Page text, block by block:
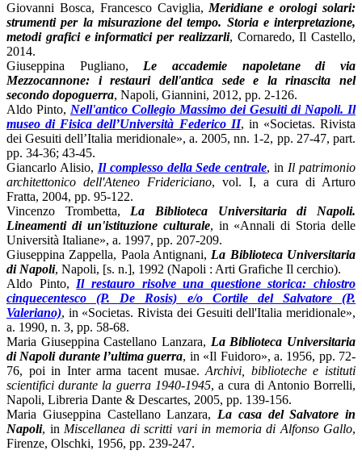
Giovanni Bosca, Francesco Caviglia, Meridiane e orologi solari:
strumenti per la misurazione del tempo. Storia e interpretazione,
metodi grafici e informatici per realizzarli, Cornaredo, Il Castello,
2014.
Giuseppina Pugliano, Le accademie napoletane di via
Mezzocannone: i restauri dell'antica sede e la rinascita nel
secondo dopoguerra, Napoli, Giannini, 2012, pp. 2-126.
Aldo Pinto, Nell'antico Collegio Massimo dei Gesuiti di Napoli. Il
museo di Fisica dell’Università Federico II, in «Societas. Rivista
dei Gesuiti dell’Italia meridionale», a. 2005, nn. 1-2, pp. 27-47, part.
pp. 34-36; 43-45.
Giancarlo Alisio, Il complesso della Sede centrale, in Il patrimonio
architettonico dell'Ateneo Fridericiano, vol. I, a cura di Arturo
Fratta, 2004, pp. 95-122.
Vincenzo Trombetta, La Biblioteca Universitaria di Napoli.
Lineamenti di un'istituzione culturale, in «Annali di Storia delle
Università Italiane», a. 1997, pp. 207-209.
Giuseppina Zappella, Paola Antignani, La Biblioteca Universitaria
di Napoli, Napoli, [s. n.], 1992 (Napoli : Arti Grafiche Il cerchio).
Aldo Pinto, Il restauro risolve una questione storica: chiostro
cinquecentesco (P. De Rosis) e/o Cortile del Salvatore (P.
Valeriano), in «Societas. Rivista dei Gesuiti dell'Italia meridionale»,
a. 1990, n. 3, pp. 58-68.
Maria Giuseppina Castellano Lanzara, La Biblioteca Universitaria
di Napoli durante l’ultima guerra, in «Il Fuidoro», a. 1956, pp. 72-
76, poi in Inter arma tacent musae. Archivi, biblioteche e istituti
scientifici durante la guerra 1940-1945, a cura di Antonio Borrelli,
Napoli, Libreria Dante & Descartes, 2005, pp. 139-156.
Maria Giuseppina Castellano Lanzara, La casa del Salvatore in
Napoli, in Miscellanea di scritti vari in memoria di Alfonso Gallo,
Firenze, Olschki, 1956, pp. 239-247.